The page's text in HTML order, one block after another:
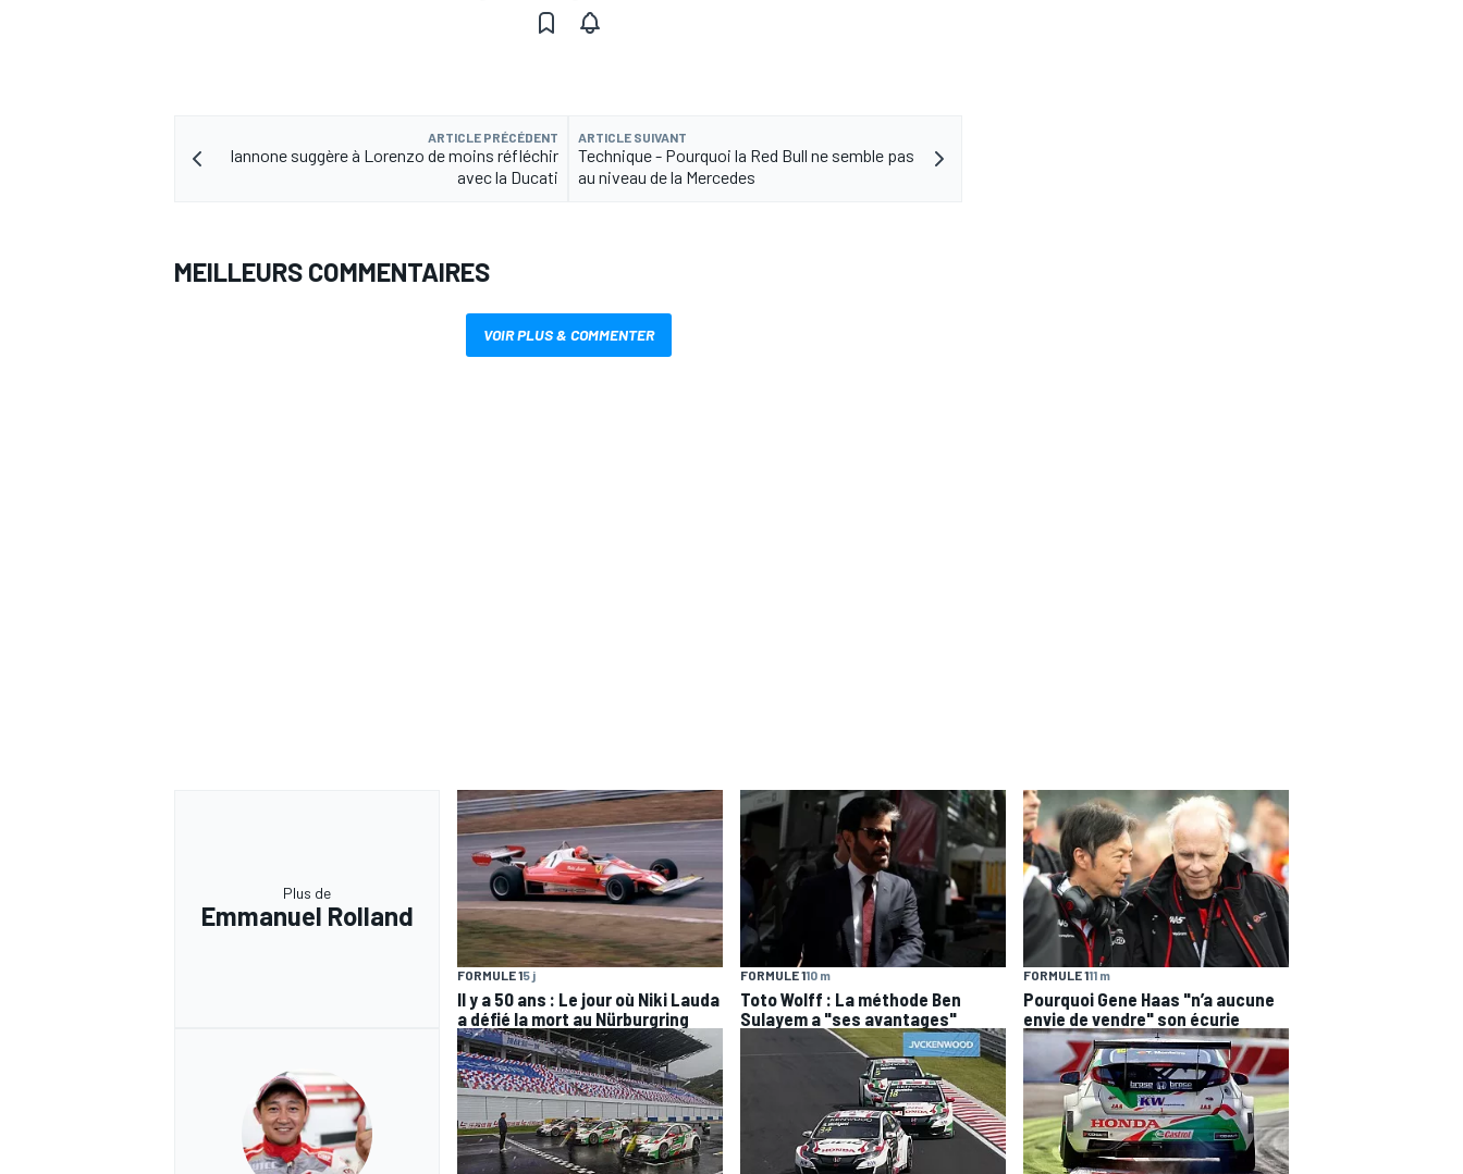
ARTICLE PRÉCÉDENT
Iannone suggère à Lorenzo de moins réfléchir
avec la Ducati
ARTICLE SUIVANT
Technique - Pourquoi la Red Bull ne semble pas
au niveau de la Mercedes
MEILLEURS COMMENTAIRES
VOIR PLUS & COMMENTER
Plus de
Emmanuel Rolland
FORMULE 15 j
Il y a 50 ans : Le jour où Niki Lauda
a défié la mort au Nürburgring
FORMULE 110 m
Toto Wolff : La méthode Ben
Sulayem a "ses avantages"
FORMULE 111 m
Pourquoi Gene Haas "n’a aucune
envie de vendre" son écurie